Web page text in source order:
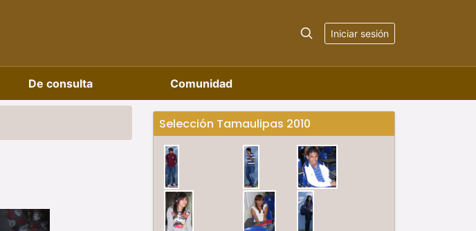
Iniciar sesión
De consulta Comunidad
Selección Tamaulipas 2010